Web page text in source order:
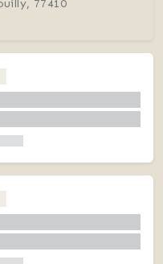
77410